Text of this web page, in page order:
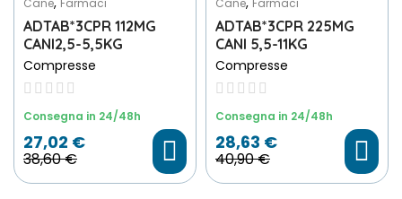
Cane Farmaci
ADTAB*3CPR 112MG
CANI2,5-5,5KG
Compresse
Consegna in 24/48h
38,60 €
27,02 €
Cane Farmaci
ADTAB*3CPR 225MG
CANI 5,5-11KG
Compresse
Consegna in 24/48h
40,90 €
28,63 €